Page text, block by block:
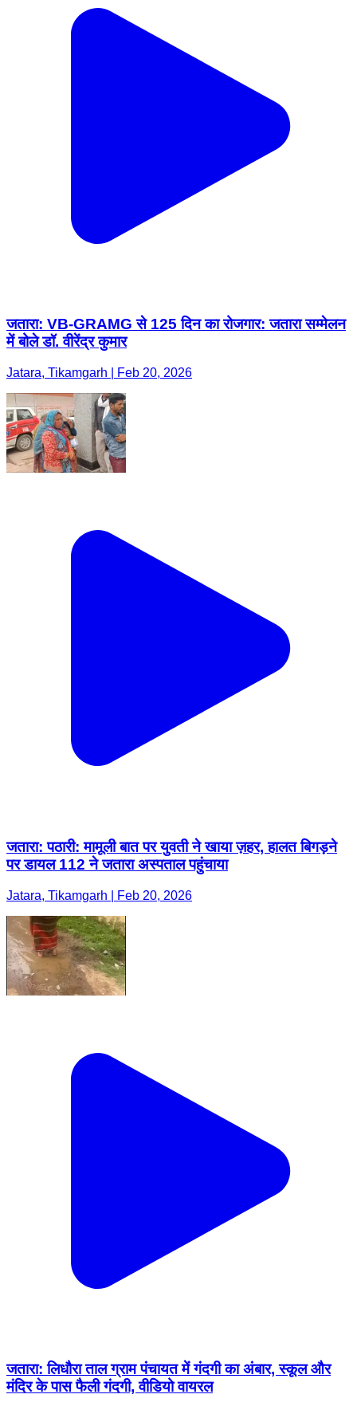
जतारा: VB-GRAMG से 125 दिन का रोजगार: जतारा सम्मेलन
में बोले डॉ. वीरेंद्र कुमार
Jatara, Tikamgarh | Feb 20, 2026
जतारा: पठारी: मामूली बात पर युवती ने खाया ज़हर, हालत बिगड़ने
पर डायल 112 ने जतारा अस्पताल पहुंचाया
Jatara, Tikamgarh | Feb 20, 2026
जतारा: लिधौरा ताल ग्राम पंचायत में गंदगी का अंबार, स्कूल और
मंदिर के पास फैली गंदगी, वीडियो वायरल